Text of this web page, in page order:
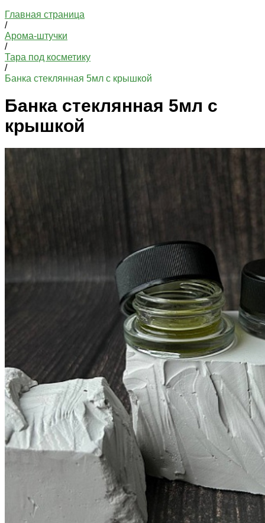
Главная страница
/
Арома-штучки
/
Тара под косметику
/
Банка стеклянная 5мл с крышкой
Банка стеклянная 5мл с
крышкой